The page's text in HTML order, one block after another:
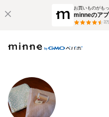
お買いものがも
minneのア
3